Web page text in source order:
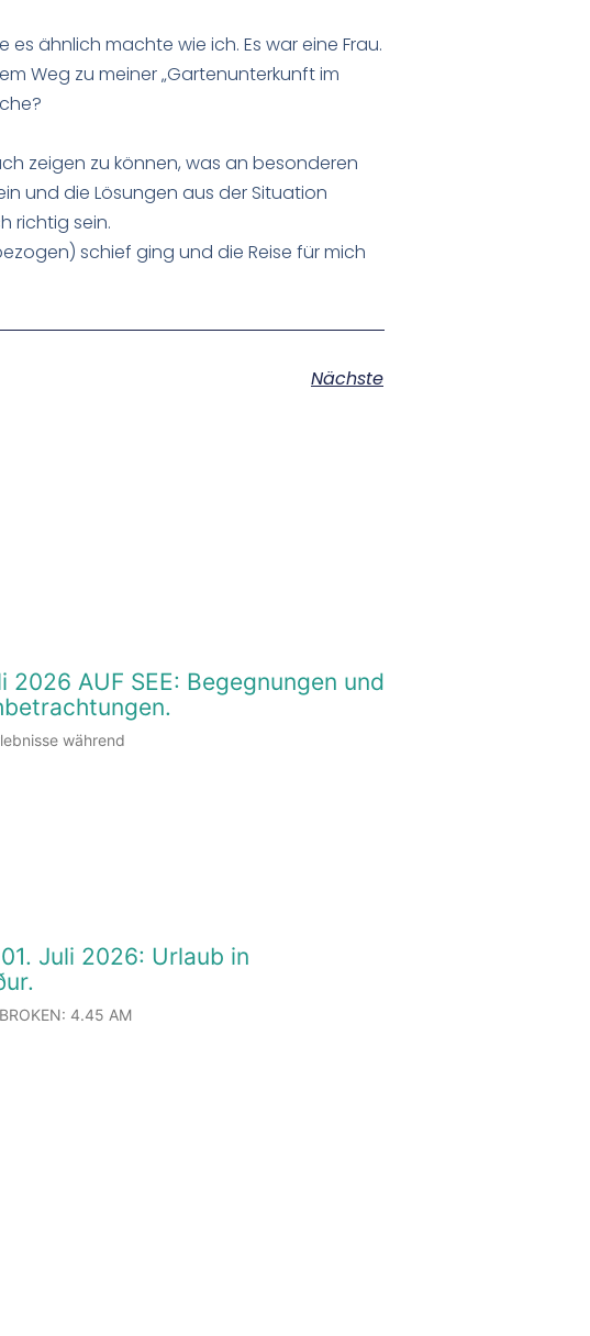
ähnlich machte wie ich. Es war eine Frau.
Weg zu meiner „Gartenunterkunft im
zeigen zu können, was an besonderen
und die Lösungen aus der Situation
richtig sein.
schief ging und die Reise für mich
Nächste
2026 AUF SEE: Begegnungen und
während
Juli 2026: Urlaub in
4.45 AM